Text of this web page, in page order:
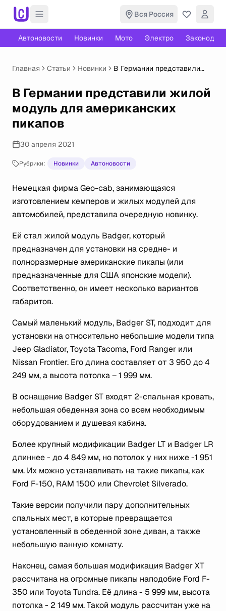
Вся Россия
Автоновости Новинки Мото Электро
Главная Статьи Новинки
В Германии представили
американских пикапов
В Германии представили жилой
модуль для американских
пикапов
30 апреля 2021
Рубрики: Новинки Автоновости
Немецкая фирма Geo-cab, занимающаяся
изготовлением кемперов и жилых модулей для
автомобилей, представила очередную новинку.
Ей стал жилой модуль Badger, который
предназначен для установки на средне- и
полноразмерные американские пикапы (или
предназначенные для США японские модели).
Соответственно, он имеет несколько вариантов
габаритов.
Самый маленький модуль, Badger ST, подходит для
установки на относительно небольшие модели типа
Jeep Gladiator, Toyota Tacoma, Ford Ranger или
Nissan Frontier. Его длина составляет от 3 950 до 4
249 мм, а высота потолка – 1 999 мм.
В оснащение Badger ST входят 2-спальная кровать,
небольшая обеденная зона со всем необходимым
оборудованием и душевая кабина.
Более крупный модификации Badger LT и Badger LR
длиннее - до 4 849 мм, но потолок у них ниже -1 951
мм. Их можно устанавливать на такие пикапы, как
Ford F-150, RAM 1500 или Chevrolet Silverado.
Такие версии получили пару дополнительных
спальных мест, в которые превращается
установленный в обеденной зоне диван, а также
небольшую ванную комнату.
Наконец, самая большая модификация Badger XT
рассчитана на огромные пикапы наподобие Ford F-
350 или Toyota Tundra. Её длина - 5 999 мм, высота
потолка - 2 149 мм. Такой модуль рассчитан уже на